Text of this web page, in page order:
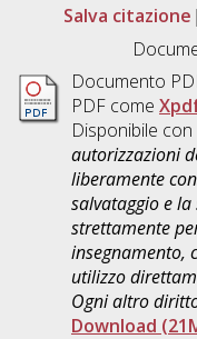
Salva citazione
Documento
PDF come
Disponibile con
autorizzazioni
liberamente
salvataggio e
strettamente
insegnamento,
utilizzo
Ogni altro
Download